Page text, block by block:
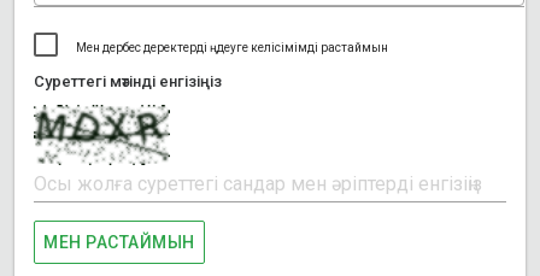
Мен дербес деректерді өңдеуге келісімімді растаймын
Cуреттегі мәтінді eнгізіңіз
МЕН РАСТАЙМЫН